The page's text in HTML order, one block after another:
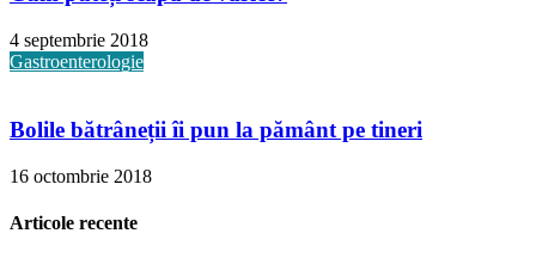
4 septembrie 2018
Gastroenterologie
Bolile bătrâneții îi pun la pământ pe tineri
16 octombrie 2018
Articole recente